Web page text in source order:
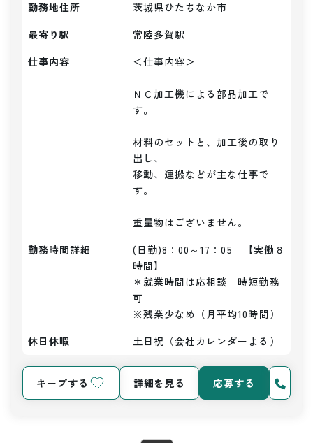
勤務地住所
茨城県ひたちなか市
最寄り駅
常陸多賀駅
仕事内容
＜仕事内容＞
ＮＣ加工機による部品加工で
す。
材料のセットと、加工後の取り
出し、
移動、運搬などが主な仕事で
す。
勤務時間詳細
(日勤)8：00～17：05　【実働８
時間】
＊就業時間は応相談　時短勤務
可
※残業少なめ（月平均10時間）
休日休暇
土日祝（会社カレンダーよる）
キープする 詳細を見る 応募する